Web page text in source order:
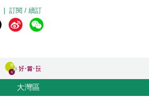
訂閱 / 續訂
大灣區